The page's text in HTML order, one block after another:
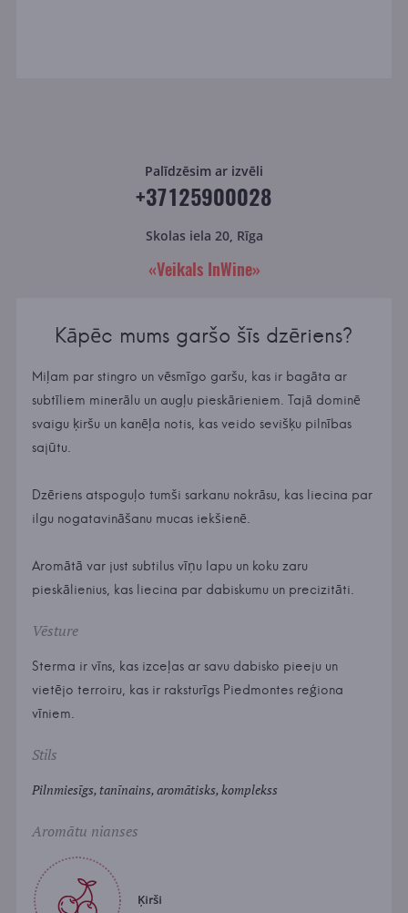
Palīdzēsim ar izvēli
+37125900028
Skolas iela 20, Rīga
«Veikals InWine»
Kāpēc mums garšo šīs dzēriens?
Miļam par stingro un vēsmīgo garšu, kas ir bagāta ar
subtīliem minerālu un augļu pieskārieniem. Tajā dominē
svaigu ķiršu un kanēļa notis, kas veido sevišķu pilnības
sajūtu.
Dzēriens atspoguļo tumši sarkanu nokrāsu, kas liecina par
ilgu nogatavināšanu mucas iekšienē.
Aromātā var just subtilus vīņu lapu un koku zaru
pieskālienius, kas liecina par dabiskumu un precizitāti.
Vēsture
Sterma ir vīns, kas izceļas ar savu dabisko pieeju un
vietējo terroiru, kas ir raksturīgs Piedmontes reģiona
vīniem.
Stils
Pilnmiesīgs, tanīnains, aromātisks, komplekss
Aromātu nianses
Ķirši